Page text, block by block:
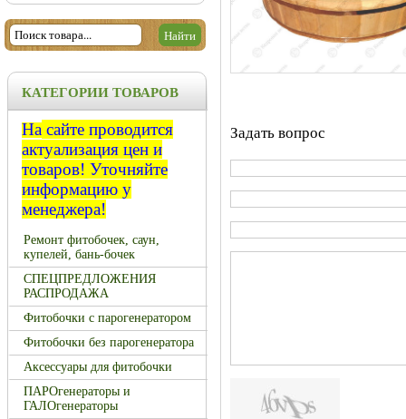
КАТЕГОРИИ ТОВАРОВ
На сайте проводится
актуализация цен и
товаров! Уточняйте
информацию у
менеджера!
Ремонт фитобочек, саун,
купелей, бань-бочек
СПЕЦПРЕДЛОЖЕНИЯ
РАСПРОДАЖА
Фитобочки с парогенератором
Фитобочки без парогенератора
Аксессуары для фитобочки
ПАРОгенераторы и
ГАЛОгенераторы
Задать вопрос